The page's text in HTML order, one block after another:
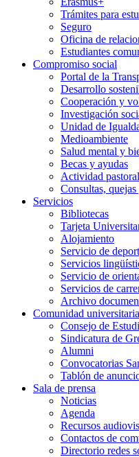
Trámites para
Seguro
Oficina de
Estudiantes
Compromiso social
Portal de la
Desarrollo
Cooperación y
Investigación
Unidad de
Medioambiente
Salud mental y
Becas y ayudas
Actividad pastoral
Consultas,
Servicios
Bibliotecas
Tarjeta
Alojamiento
Servicio de
Servicios
Servicio de
Servicios de
Archivo
Comunidad universitaria
Consejo de
Sindicatura de
Alumni
Convocatorias
Tablón de
Sala de prensa
Noticias
Agenda
Recursos
Contactos de
Directorio redes